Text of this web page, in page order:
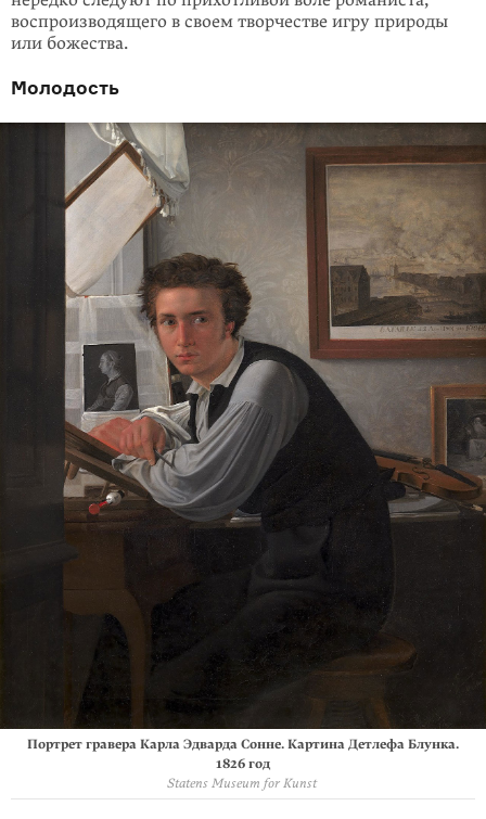
воспроизводящего в своем творчестве игру природы
или божества.
Молодость
Портрет гравера Карла Эдварда Сонне. Картина Детлефа Блунка.
1826 год
Statens Museum for Kunst